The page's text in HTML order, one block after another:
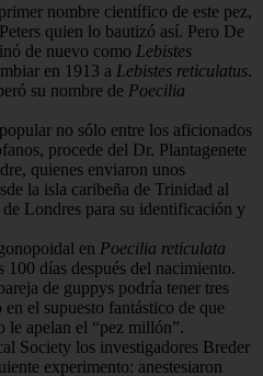
nombre científico de este pez,
quien lo bautizó así. Pero De
de nuevo como Lebistes
en 1913 a Lebistes reticulatus.
su nombre de Poecilia
no sólo entre los aficionados
procede del Dr. Plantagenete
quienes enviaron unos
la isla caribeña de Trinidad al
Londres para su identificación y
en Poecilia reticulata
100 días después del nacimiento.
de guppys podría tener tres
el supuesto fantástico de que
le apelan el “pez millón”.
Society los investigadores Breder
experimento: anestesiaron